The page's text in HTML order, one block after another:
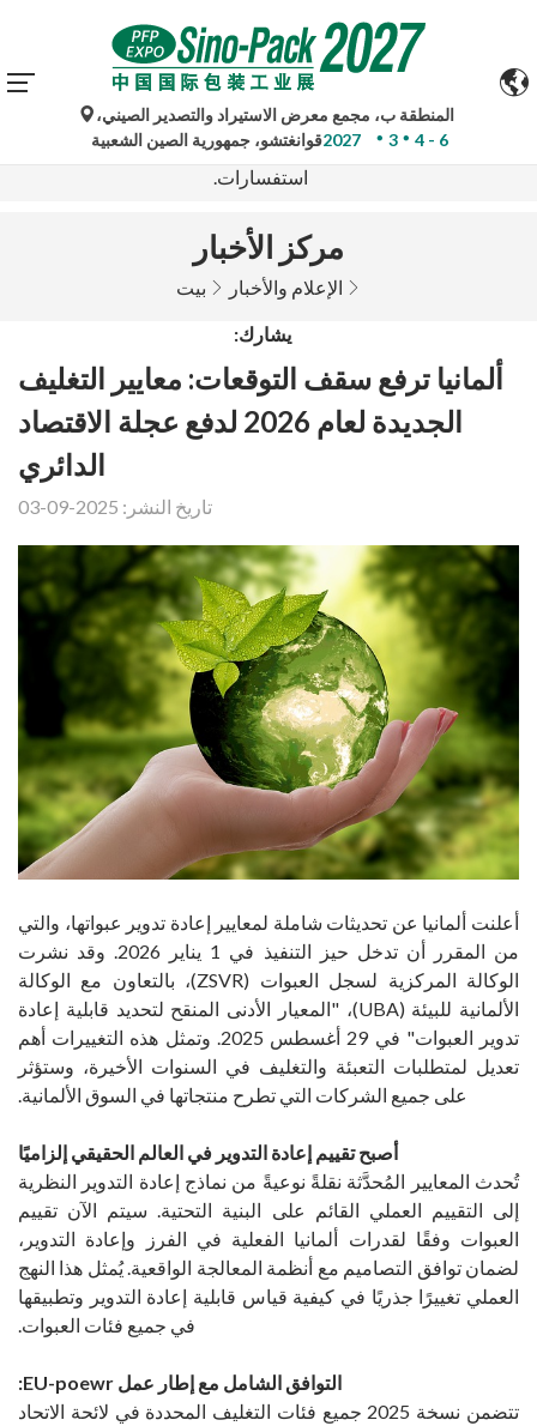
تُستخدم الترجمات الآلية من جوجل لأغراض مرجعية فقط وقد
تكون غير دقيقة. يُرجى الرجوع إلى النسخة الأصلية لأي
استفسارات.
المنطقة ب، مجمع معرض الاستيراد والتصدير الصيني،
قوانغتشو، جمهورية الصين الشعبية2027 3 4 - 6
مركز الأخبار
بيت الإعلام والأخبار
يشارك:
ألمانيا ترفع سقف التوقعات: معايير التغليف
الجديدة لعام 2026 لدفع عجلة الاقتصاد
الدائري
تاريخ النشر: 2025-09-03
أعلنت ألمانيا عن تحديثات شاملة لمعايير إعادة تدوير عبواتها، والتي
من المقرر أن تدخل حيز التنفيذ في 1 يناير 2026. وقد نشرت
الوكالة المركزية لسجل العبوات (ZSVR)، بالتعاون مع الوكالة
الألمانية للبيئة (UBA)، "المعيار الأدنى المنقح لتحديد قابلية إعادة
تدوير العبوات" في 29 أغسطس 2025. وتمثل هذه التغييرات أهم
تعديل لمتطلبات التعبئة والتغليف في السنوات الأخيرة، وستؤثر
على جميع الشركات التي تطرح منتجاتها في السوق الألمانية.
أصبح تقييم إعادة التدوير في العالم الحقيقي إلزاميًا
تُحدث المعايير المُحدَّثة نقلةً نوعيةً من نماذج إعادة التدوير النظرية
إلى التقييم العملي القائم على البنية التحتية. سيتم الآن تقييم
العبوات وفقًا لقدرات ألمانيا الفعلية في الفرز وإعادة التدوير،
لضمان توافق التصاميم مع أنظمة المعالجة الواقعية. يُمثل هذا النهج
العملي تغييرًا جذريًا في كيفية قياس قابلية إعادة التدوير وتطبيقها
في جميع فئات العبوات.
التوافق الشامل مع إطار عمل EU-poewr:
تتضمن نسخة 2025 جميع فئات التغليف المحددة في لائحة الاتحاد